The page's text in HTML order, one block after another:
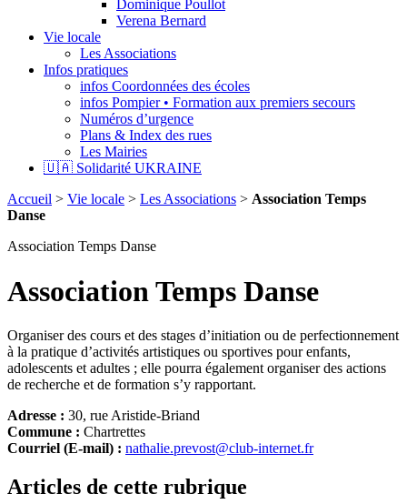
Dominique Poullot
Verena Bernard
Vie locale
Les Associations
Infos pratiques
infos Coordonnées des écoles
infos Pompier • Formation aux premiers secours
Numéros d’urgence
Plans & Index des rues
Les Mairies
🇺🇦 Solidarité UKRAINE
Accueil > Vie locale > Les Associations > Association Temps
Danse
Association Temps Danse
Association Temps Danse
Organiser des cours et des stages d’initiation ou de perfectionnement
à la pratique d’activités artistiques ou sportives pour enfants,
adolescents et adultes ; elle pourra également organiser des actions
de recherche et de formation s’y rapportant.
Adresse : 30, rue Aristide-Briand
Commune : Chartrettes
Courriel (E-mail) : nathalie.prevost@club-internet.fr
Articles de cette rubrique